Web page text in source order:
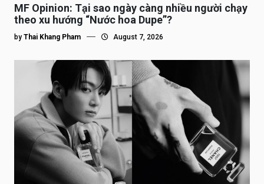
MF Opinion: Tại sao ngày càng nhiều người chạy
theo xu hướng “Nước hoa Dupe”?
by Thai Khang Pham August 7, 2026